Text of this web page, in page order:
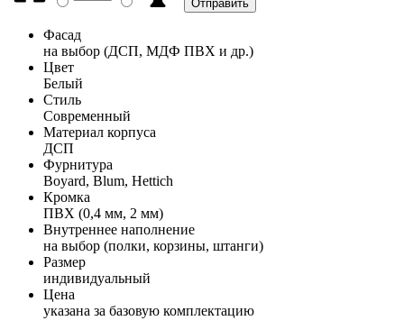
Фасад
на выбор (ДСП, МДФ ПВХ и др.)
Цвет
Белый
Стиль
Современный
Материал корпуса
ДСП
Фурнитура
Boyard, Blum, Hettich
Кромка
ПВХ (0,4 мм, 2 мм)
Внутреннее наполнение
на выбор (полки, корзины, штанги)
Размер
индивидуальный
Цена
указана за базовую комплектацию